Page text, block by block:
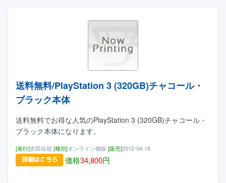
送料無料/PlayStation 3 (320GB)チャコール・
ブラック本体
送料無料でお得な人気のPlayStation 3 (320GB)チャコール・
ブラック本体になります。
[発行]吉田祐規 [種別]オンライン物販 [販売]2012-04-18
価格34,800円